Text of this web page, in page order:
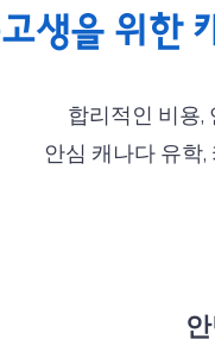
생을 위한
합리적인 비용,
안심 캐나다 유학